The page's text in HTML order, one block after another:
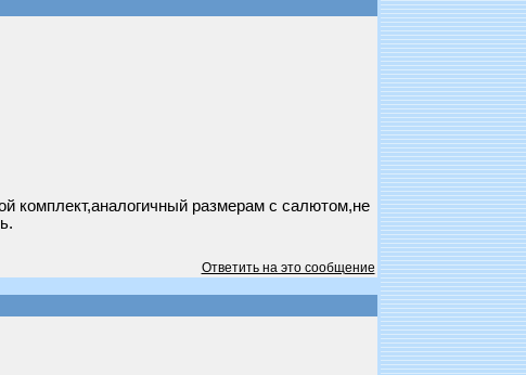
комплект,аналогичный размерам с салютом,не
Ответить на это сообщение